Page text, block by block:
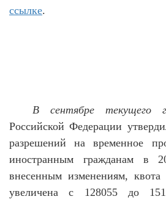
ссылке.
В сентябре текущего
Российской Федерации
разрешений на временное
иностранным гражданам в
внесенным изменениям,
увеличена с 128055 до